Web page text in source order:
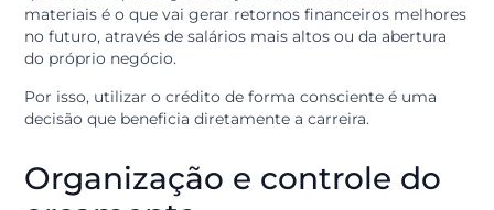
Vantagens de se
planejar para o
investimento
educacional